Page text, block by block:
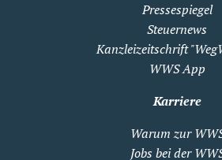
Pressespiegel
Steuernews
Kanzleizeitschrift
WWS App
Karriere
Warum zur
Jobs bei der